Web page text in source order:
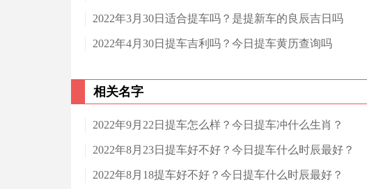
2022年3月30日适合提车吗？是提新车的良辰吉日吗
2022年4月30日提车吉利吗？今日提车黄历查询吗
相关名字
2022年9月22日提车怎么样？今日提车冲什么生肖？
2022年8月23日提车好不好？今日提车什么时辰最好？
2022年8月18提车好不好？今日提车什么时辰最好？